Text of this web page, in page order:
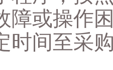
障或操作
时间至采